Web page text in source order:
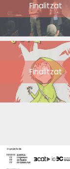
Finalitzat
Finalitzat